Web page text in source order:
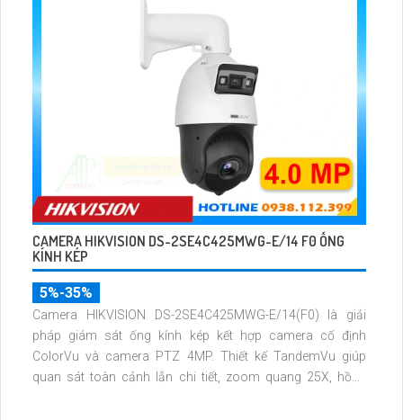
CAMERA HIKVISION DS-2SE4C425MWG-E/14 F0 ỐNG
KÍNH KÉP
5%-35%
Camera HIKVISION DS-2SE4C425MWG-E/14(F0) là giải
pháp giám sát ống kính kép kết hợp camera cố định
ColorVu và camera PTZ 4MP. Thiết kế TandemVu giúp
quan sát toàn cảnh lẫn chi tiết, zoom quang 25X, hồng